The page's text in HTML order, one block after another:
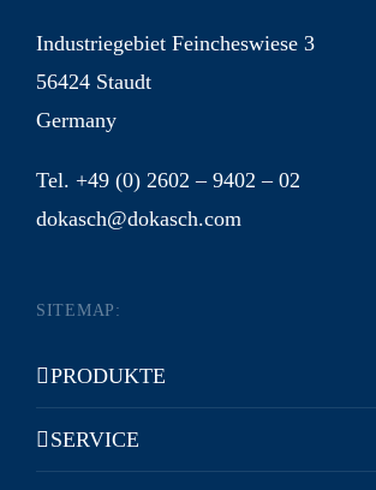
Industriegebiet Feincheswiese 3
56424 Staudt
Germany
Tel. +49 (0) 2602 – 9402 – 02
dokasch@dokasch.com
SITEMAP:
PRODUKTE
SERVICE